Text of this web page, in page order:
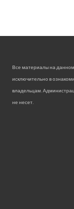
Все материалы на данном
исключительно в
владельцам.
не несет.